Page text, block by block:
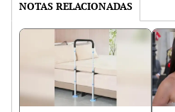
NOTAS RELACIONADAS